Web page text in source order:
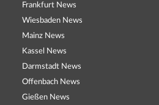
Frankfurt News
Wiesbaden News
Mainz News
Kassel News
Darmstadt News
Offenbach News
Gießen News